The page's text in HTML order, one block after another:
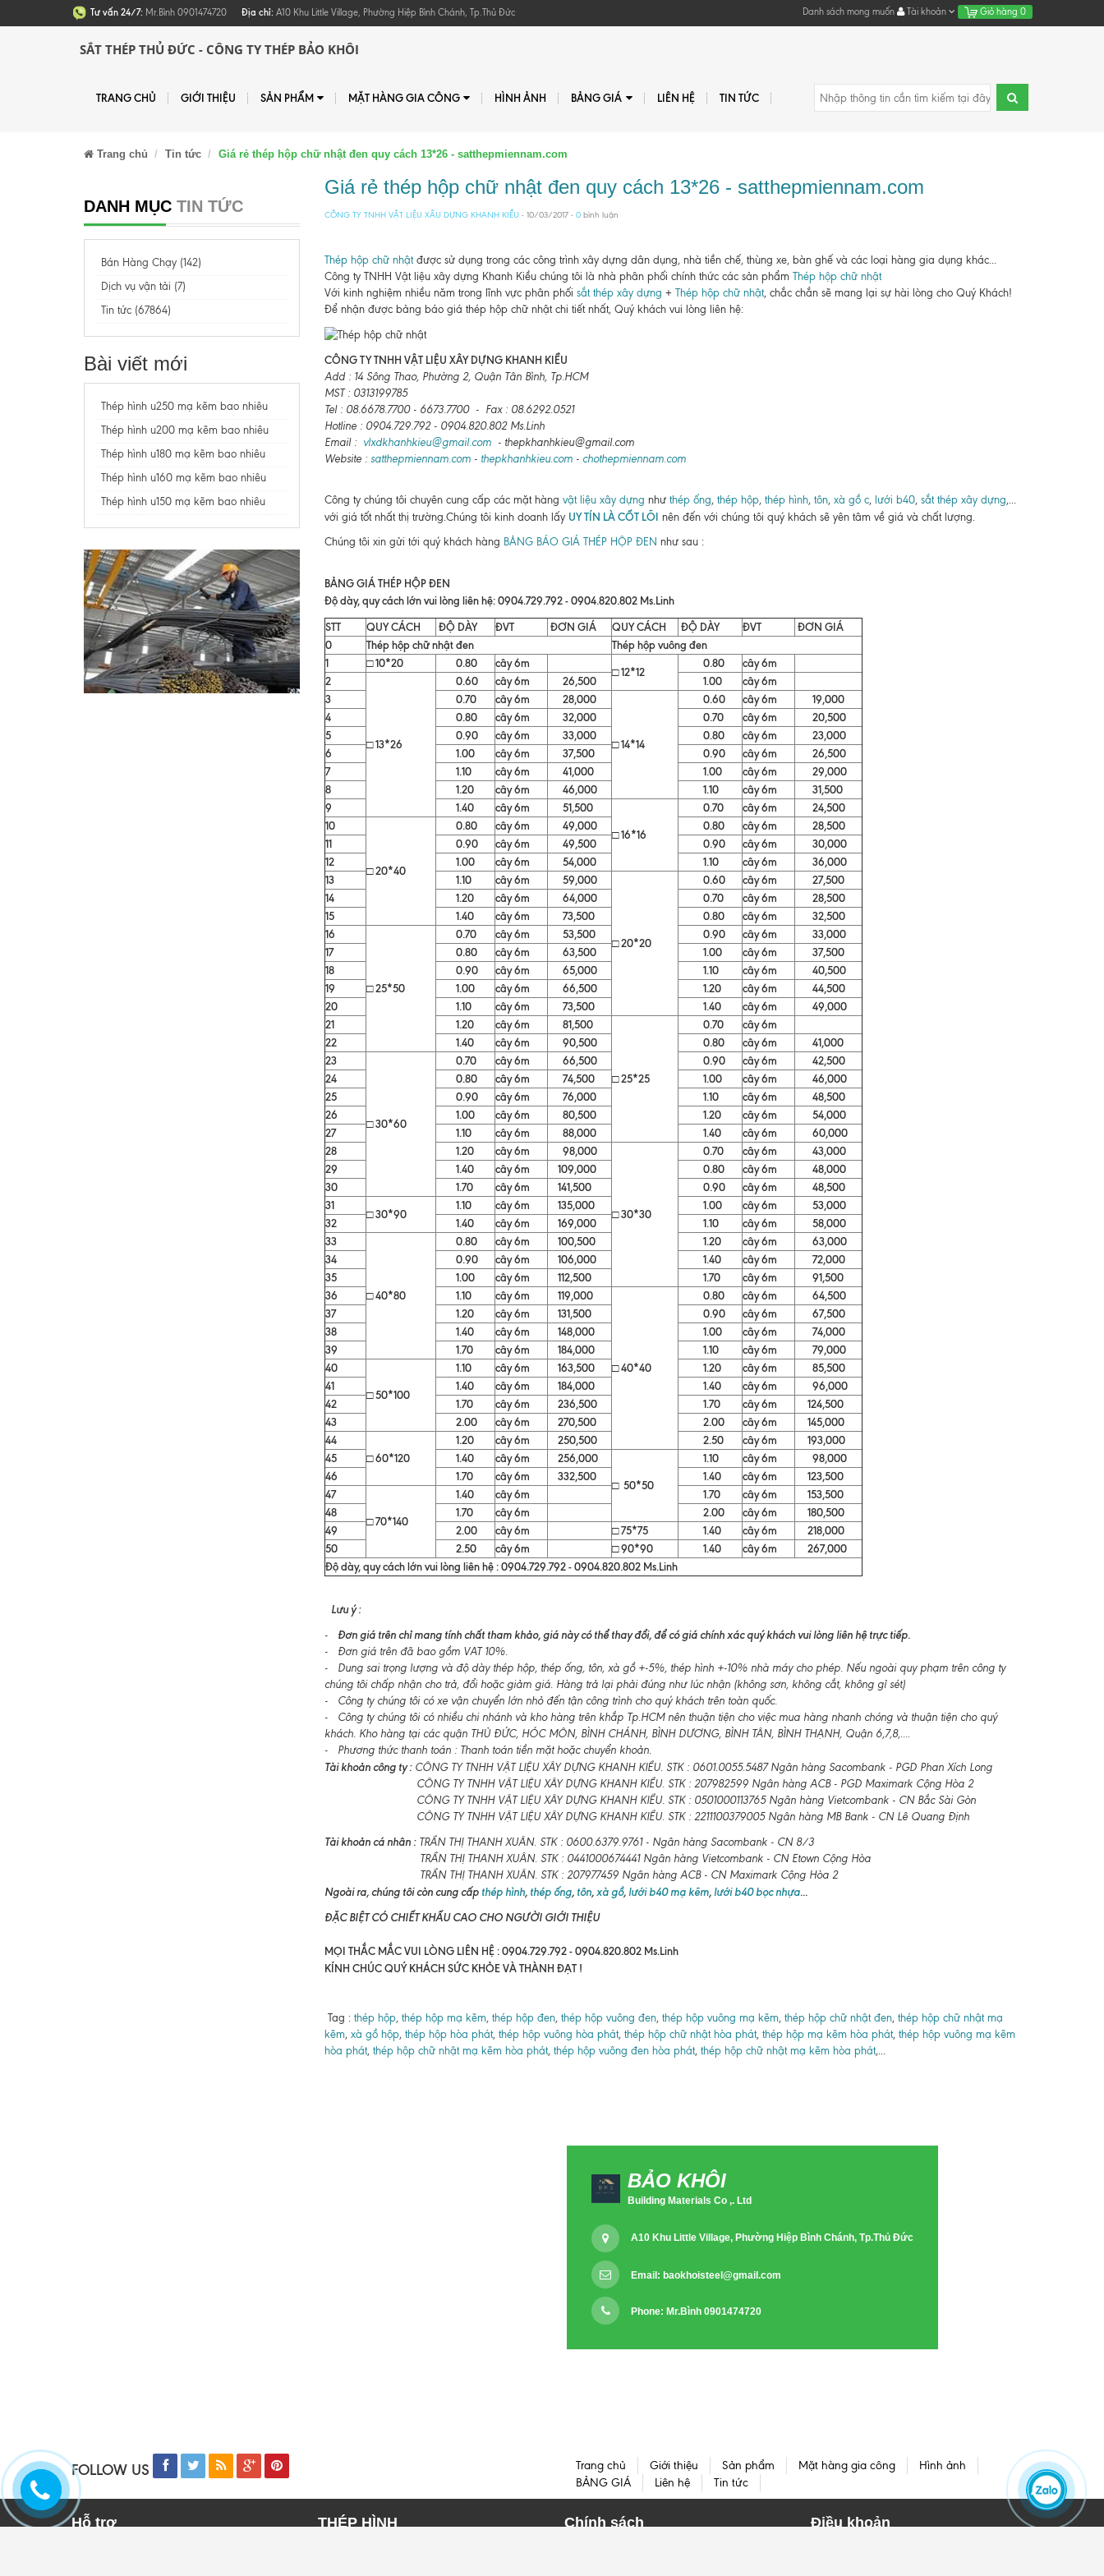
Tư vấn 24/7: Mr.Bình 0901474720 Địa chỉ: A10 Khu Little Village, Phường Hiệp Bình Chánh, Tp.Thủ Đức Danh sách mong muốn Tài khoản Giỏ hàng 0
SẮT THÉP THỦ ĐỨC - CÔNG TY THÉP BẢO KHÔI
TRANG CHỦ GIỚI THIỆU SẢN PHẨM MẶT HÀNG GIA CÔNG HÌNH ẢNH BẢNG GIÁ LIÊN HỆ TIN TỨC
Trang chủ Tin tức Giá rẻ thép hộp chữ nhật đen quy cách 13*26 - satthepmiennam.com
DANH MỤC TIN TỨC
Bán Hàng Chạy (142)
Dịch vụ vận tải (7)
Tin tức (67864)
Bài viết mới
Thép hình u250 mạ kẽm bao nhiêu
Thép hình u200 mạ kẽm bao nhiêu
Thép hình u180 mạ kẽm bao nhiêu
Thép hình u160 mạ kẽm bao nhiêu
Thép hình u150 mạ kẽm bao nhiêu
Giá rẻ thép hộp chữ nhật đen quy cách 13*26 - satthepmiennam.com
CÔNG TY TNHH VẬT LIỆU XÂU DỰNG KHANH KIỀU - 10/03/2017 - 0bình luận
Thép hộp chữ nhậtđược sử dụng trong các công trình xây dựng dân dụng, nhà tiền chế, thùng xe, bàn ghế và các loại hàng gia dụng khác...
Công ty TNHH Vật liệu xây dựng Khanh Kiều chúng tôi là nhà phân phối chính thức các sản phẩm Thép hộp chữ nhật
Với kinh nghiệm nhiều năm trong lĩnh vực phân phối sắt thép xây dựng +Thép hộp chữ nhật, chắc chắn sẽ mang lại sự hài lòng cho Quý Khách!
Để nhận được bảng báo giá thép hộp chữ nhật chi tiết nhất, Quý khách vui lòng liên hệ:
CÔNG TY TNHH VẬT LIỆU XÂY DỰNG KHANH KIỀU
Add : 14 Sông Thao, Phường 2, Quận Tân Bình, Tp.HCM
MST : 0313199785
Tel : 08.6678.7700 - 6673.7700 - Fax : 08.6292.0521
Hotline : 0904.729.792 - 0904.820.802 Ms.Linh
Email : vlxdkhanhkieu@gmail.com- thepkhanhkieu@gmail.com
Website : satthepmiennam.com- thepkhanhkieu.com- chothepmiennam.com
Công ty chúng tôi chuyên cung cấp các mặt hàng vật liệu xây dựng như thép ống, thép hộp, thép hình, tôn, xà gồ c, lưới b40, sắt thép xây dựng,...
với giá tốt nhất thị trường.Chúng tôi kinh doanh lấy UY TÍN LÀ CỐT LÕI nên đến với chúng tôi quý khách sẽ yên tâm về giá và chất lượng.
Chúng tôi xin gửi tới quý khách hàng BẢNG BÁO GIÁ THÉP HỘP ĐEN như sau :
BẢNG GIÁ THÉP HỘP ĐEN
Độ dày, quy cách lớn vui lòng liên hệ: 0904.729.792 - 0904.820.802 Ms.Linh
STT
QUY CÁCH ĐỘ DÀY ĐVT ĐƠN GIÁ QUY CÁCH ĐỘ DÀY ĐVT
ĐƠN GIÁ
0
Thép hộp chữ nhật đen
Thép hộp vuông đen
1
□ 10*20 0.80 cây 6m
□ 12*12
0.80
cây 6m
2
□ 13*26
0.60 cây 6m 26,500 1.00
cây 6m
3
0.70 cây 6m 28,000
□ 14*14
0.60 cây 6m
19,000
4
0.80 cây 6m 32,000 0.70 cây 6m
20,500
5
0.90 cây 6m 33,000 0.80 cây 6m
23,000
6
1.00 cây 6m 37,500 0.90 cây 6m
26,500
7
1.10 cây 6m 41,000 1.00 cây 6m
29,000
8
1.20 cây 6m 46,000 1.10 cây 6m
31,500
9
1.40 cây 6m 51,500
□ 16*16
0.70 cây 6m
24,500
10
□ 20*40
0.80 cây 6m 49,000 0.80 cây 6m
28,500
11
0.90 cây 6m 49,500 0.90 cây 6m
30,000
12
1.00 cây 6m 54,000 1.10 cây 6m
36,000
13
1.10 cây 6m 59,000
□ 20*20
0.60 cây 6m
27,500
14
1.20 cây 6m 64,000 0.70 cây 6m
28,500
15
1.40 cây 6m 73,500 0.80 cây 6m
32,500
16
□ 25*50
0.70 cây 6m 53,500 0.90 cây 6m
33,000
17
0.80 cây 6m 63,500 1.00 cây 6m
37,500
18
0.90 cây 6m 65,000 1.10 cây 6m
40,500
19
1.00 cây 6m 66,500 1.20 cây 6m
44,500
20
1.10 cây 6m 73,500 1.40 cây 6m
49,000
21
1.20 cây 6m 81,500
□ 25*25
0.70
cây 6m
22
1.40 cây 6m 90,500 0.80 cây 6m
41,000
23
□ 30*60
0.70 cây 6m 66,500 0.90 cây 6m
42,500
24
0.80 cây 6m 74,500 1.00 cây 6m
46,000
25
0.90 cây 6m 76,000 1.10 cây 6m
48,500
26
1.00 cây 6m 80,500 1.20 cây 6m
54,000
27
1.10 cây 6m 88,000 1.40 cây 6m
60,000
28
1.20 cây 6m 98,000
□ 30*30
0.70 cây 6m
43,000
29
1.40 cây 6m 109,000 0.80 cây 6m
48,000
30
1.70 cây 6m 141,500 0.90 cây 6m
48,500
31
□ 30*90
1.10 cây 6m 135,000 1.00 cây 6m
53,000
32
1.40 cây 6m 169,000 1.10 cây 6m
58,000
33
□ 40*80
0.80 cây 6m 100,500 1.20 cây 6m
63,000
34
0.90 cây 6m 106,000 1.40 cây 6m
72,000
35
1.00 cây 6m 112,500 1.70 cây 6m
91,500
36
1.10 cây 6m 119,000
□ 40*40
0.80 cây 6m
64,500
37
1.20 cây 6m 131,500 0.90 cây 6m
67,500
38
1.40 cây 6m 148,000 1.00 cây 6m
74,000
39
1.70 cây 6m 184,000 1.10 cây 6m
79,000
40
□ 50*100
1.10 cây 6m 163,500 1.20 cây 6m
85,500
41
1.40 cây 6m 184,000 1.40 cây 6m
96,000
42
1.70 cây 6m 236,500 1.70 cây 6m
124,500
43
2.00 cây 6m 270,500 2.00 cây 6m
145,000
44
□ 60*120
1.20 cây 6m 250,500 2.50 cây 6m
193,000
45
1.40 cây 6m 256,000
□ 50*50
1.10 cây 6m
98,000
46
1.70 cây 6m 332,500 1.40 cây 6m
123,500
47
□ 70*140
1.40 cây 6m 1.70 cây 6m
153,500
48
1.70 cây 6m 2.00 cây 6m
180,500
49
2.00 cây 6m □ 75*75 1.40 cây 6m
218,000
50
2.50 cây 6m □ 90*90 1.40 cây 6m
267,000
Độ dày, quy cách lớn vui lòng liên hệ : 0904.729.792 - 0904.820.802 Ms.Linh
Lưu ý :
- Đơn giá trên chỉ mang tính chất tham khảo, giá này có thể thay đổi, để có giá chính xác quý khách vui lòng liên hệ trực tiếp.
- Đơn giá trên đã bao gồm VAT 10%.
- Dung sai trọng lượng và độ dày thép hộp, thép ống, tôn, xà gồ +-5%, thép hình +-10% nhà máy cho phép. Nếu ngoài quy phạm trên công ty
chúng tôi chấp nhận cho trả, đổi hoặc giảm giá. Hàng trả lại phải đúng như lúc nhận (không sơn, không cắt, không gỉ sét)
- Công ty chúng tôi có xe vận chuyển lớn nhỏ đến tận công trình cho quý khách trên toàn quốc.
- Công ty chúng tôi có nhiều chi nhánh và kho hàng trên khắp Tp.HCM nên thuận tiện cho việc mua hàng nhanh chóng và thuận tiện cho quý
khách. Kho hàng tại các quận THỦ ĐỨC, HÓC MÔN, BÌNH CHÁNH, BÌNH DƯƠNG, BÌNH TÂN, BÌNH THẠNH, Quận 6,7,8,....
- Phương thức thanh toán : Thanh toán tiền mặt hoặc chuyển khoản.
Tài khoản công ty :CÔNG TY TNHH VẬT LIỆU XÂY DỰNG KHANH KIỀU. STK : 0601.0055.5487 Ngân hàng Sacombank - PGD Phan Xích Long
CÔNG TY TNHH VẬT LIỆU XÂY DỰNG KHANH KIỀU. STK : 207982599 Ngân hàng ACB - PGD Maximark Cộng Hòa 2
CÔNG TY TNHH VẬT LIỆU XÂY DỰNG KHANH KIỀU. STK : 0501000113765 Ngân hàng Vietcombank - CN Bắc Sài Gòn
CÔNG TY TNHH VẬT LIỆU XÂY DỰNG KHANH KIỀU. STK : 2211100379005 Ngân hàng MB Bank - CN Lê Quang Định
Tài khoản cá nhân :TRẦN THỊ THANH XUÂN. STK : 0600.6379.9761 - Ngân hàng Sacombank - CN 8/3
TRẦN THỊ THANH XUÂN. STK : 0441000674441 Ngân hàng Vietcombank - CN Etown Cộng Hòa
TRẦN THỊ THANH XUÂN. STK : 207977459 Ngân hàng ACB - CN Maximark Cộng Hòa 2
Ngoài ra, chúng tôi còn cung cấpthép hình,thép ống, tôn, xà gồ, lưới b40 mạ kẽm, lưới b40 bọc nhựa...
ĐẶC BIỆT CÓ CHIẾT KHẤU CAO CHO NGƯỜI GIỚI THIỆU
MỌI THẮC MẮC VUI LÒNG LIÊN HỆ : 0904.729.792 - 0904.820.802 Ms.Linh
KÍNH CHÚC QUÝ KHÁCH SỨC KHỎE VÀ THÀNH ĐẠT !
Tag : thép hộp, thép hộp mạ kẽm, thép hộp đen, thép hộp vuông đen, thép hộp vuông mạ kẽm, thép hộp chữ nhật đen, thép hộp chữ nhật mạ
kẽm, xà gồ hộp, thép hộp hòa phát, thép hộp vuông hòa phát, thép hộp chữ nhật hòa phát, thép hộp mạ kẽm hòa phát, thép hộp vuông mạ kẽm
hòa phát, thép hộp chữ nhật mạ kẽm hòa phát, thép hộp vuông đen hòa phát, thép hộp chữ nhật mạ kẽm hòa phát,...
BẢO KHÔI
Building Materials Co ,. Ltd
A10 Khu Little Village, Phường Hiệp Bình Chánh, Tp.Thủ Đức
Email:baokhoisteel@gmail.com
Phone: Mr.Bình 0901474720
FOLLOW US Trang chủ Giới thiệu Sản phẩm Mặt hàng gia công
Hình ảnh
BẢNG GIÁ
Liên hệ Tin tức
Hỗ trợ THÉP HÌNH Chính sách Điều khoản